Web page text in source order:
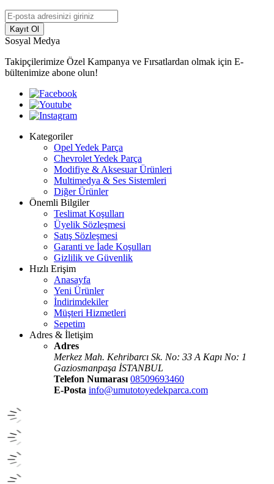
Kayıt Ol
Sosyal Medya
Takipçilerimize Özel Kampanya ve Fırsatlardan olmak için E-
bültenimize abone olun!
Kategoriler
Opel Yedek Parça
Chevrolet Yedek Parça
Modifiye & Aksesuar Ürünleri
Multimedya & Ses Sistemleri
Diğer Ürünler
Önemli Bilgiler
Teslimat Koşulları
Üyelik Sözleşmesi
Satış Sözleşmesi
Garanti ve İade Koşulları
Gizlilik ve Güvenlik
Hızlı Erişim
Anasayfa
Yeni Ürünler
İndirimdekiler
Müşteri Hizmetleri
Sepetim
Adres & İletişim
Adres
Merkez Mah. Kehribarcı Sk. No: 33 A Kapı No: 1
Gaziosmanpaşa İSTANBUL
Telefon Numarası 08509693460
E-Posta info@umutotoyedekparca.com